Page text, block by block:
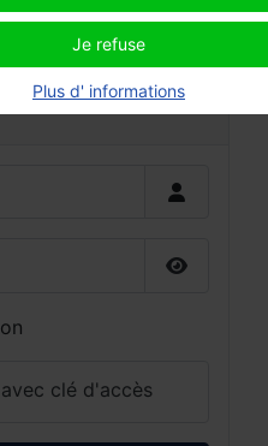
clé d'accès
Je refuse
Plus d' informations